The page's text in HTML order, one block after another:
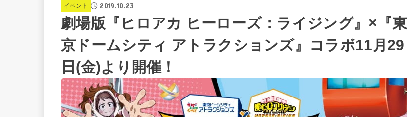
イベント 2019.10.23
劇場版『ヒロアカ ヒーローズ：ライジング』×『東
京ドームシティ アトラクションズ』コラボ11月29
日(金)より開催！